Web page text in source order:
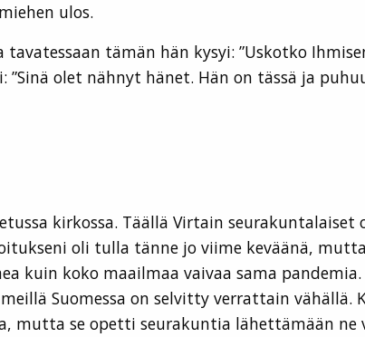
ulos.
tämän hän kysyi: ”Uskotko
”Sinä olet nähnyt hänet. Hän on tässä ja
kirkossa. Täällä Virtain seurakuntalaiset
oli tulla tänne jo viime keväänä,
kuin koko maailmaa vaivaa sama
Suomessa on selvitty verrattain
mutta se opetti seurakuntia lähettämään ne